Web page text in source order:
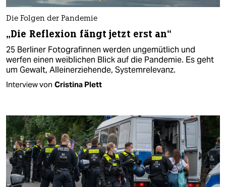
Die Folgen der Pandemie
„Die Reflexion fängt jetzt erst an“
25 Berliner Fotografinnen werden ungemütlich und
werfen einen weiblichen Blick auf die Pandemie. Es geht
um Gewalt, Alleinerziehende, Systemrelevanz.
Interview von Cristina Plett